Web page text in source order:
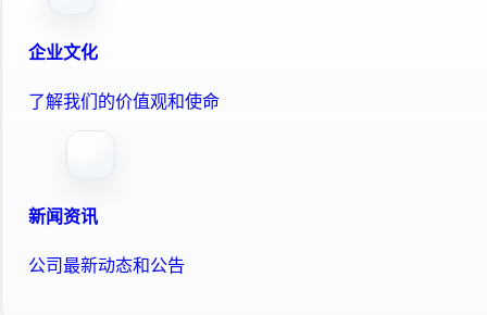
企业文化
了解我们的价值观和使命
新闻资讯
公司最新动态和公告